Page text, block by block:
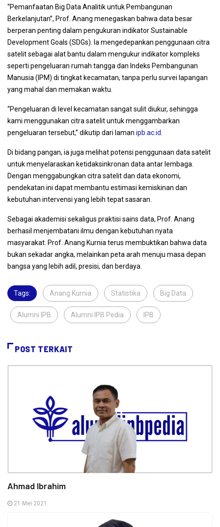
“Pemanfaatan Big Data Analitik untuk Pembangunan
Berkelanjutan”, Prof. Anang menegaskan bahwa data besar
berperan penting dalam pengukuran indikator Sustainable
Development Goals (SDGs). Ia mengedepankan penggunaan citra
satelit sebagai alat bantu dalam mengukur indikator kompleks
seperti pengeluaran rumah tangga dan Indeks Pembangunan
Manusia (IPM) di tingkat kecamatan, tanpa perlu survei lapangan
yang mahal dan memakan waktu.
“Pengeluaran di level kecamatan sangat sulit diukur, sehingga
kami menggunakan citra satelit untuk menggambarkan
pengeluaran tersebut,” dikutip dari laman ipb.ac.id
Di bidang pangan, ia juga melihat potensi penggunaan data satelit
untuk menyelaraskan ketidaksinkronan data antar lembaga.
Dengan menggabungkan citra satelit dan data ekonomi,
pendekatan ini dapat membantu estimasi kemiskinan dan
kebutuhan intervensi yang lebih tepat sasaran.
Sebagai akademisi sekaligus praktisi sains data, Prof. Anang
berhasil menjembatani ilmu dengan kebutuhan nyata
masyarakat. Prof. Anang Kurnia terus membuktikan bahwa data
bukan sekadar angka, melainkan peta arah menuju masa depan
bangsa yang lebih adil, presisi, dan berdaya.
Tags: Anang Kurnia Statistika Big Data
Alumni IPB Alumni IPB Pedia IPB
POST TERKAIT
Ahmad Ibrahim
21 Mei 2021